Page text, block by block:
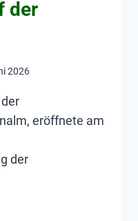
der
2026
eröffnete am
der